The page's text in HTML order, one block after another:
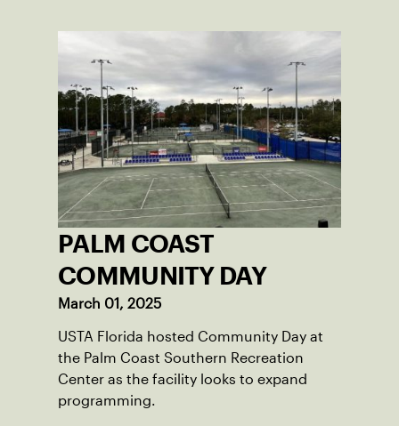
PALM COAST
COMMUNITY DAY
March 01, 2025
USTA Florida hosted Community Day at
the Palm Coast Southern Recreation
Center as the facility looks to expand
programming.